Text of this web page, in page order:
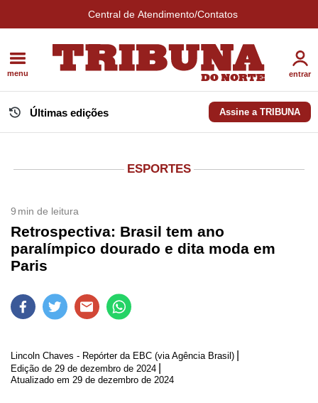
Central de Atendimento/Contatos
menu entrar
Últimas edições Assine a TRIBUNA
ESPORTES
9 min de leitura
Retrospectiva: Brasil tem ano
paralímpico dourado e dita moda em
Paris
Lincoln Chaves - Repórter da EBC (via Agência Brasil)
Edição de 29 de dezembro de 2024
Atualizado em 29 de dezembro de 2024